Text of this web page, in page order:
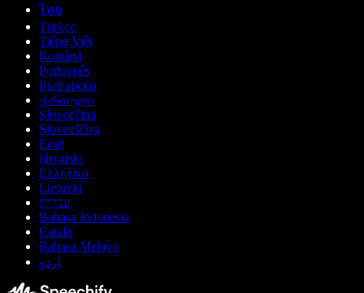
ไทย
Türkçe
Tiếng Việt
Română
Português
Български
ქართული
Slovenčina
Slovenščina
Eesti
Hrvatski
Ελληνικά
Lietuvių
עברית
Bahasa Indonesia
Català
Bahasa Melayu
اردو